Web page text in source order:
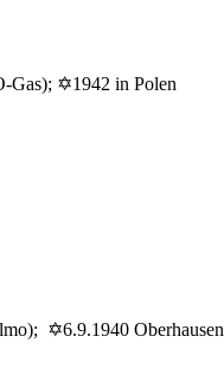
Gas); ✡1942 in Polen
✡6.9.1940 Oberhausen